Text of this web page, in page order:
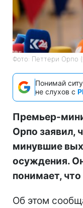
Фото: Петтери Орпо
Понимай
не слухов с
Премьер-
Орпо заявил,
минувшие
осуждения.
понимает,
Об этом